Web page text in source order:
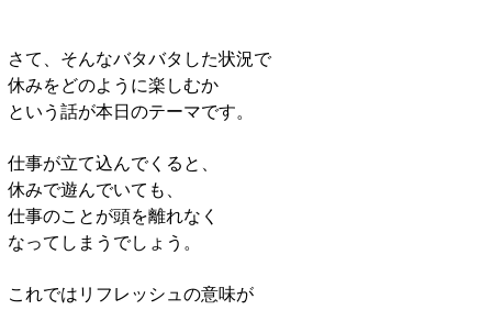
さて、そんなバタバタした状況で
休みをどのように楽しむか
という話が本日のテーマです。
仕事が立て込んでくると、
休みで遊んでいても、
仕事のことが頭を離れなく
なってしまうでしょう。
これではリフレッシュの意味が